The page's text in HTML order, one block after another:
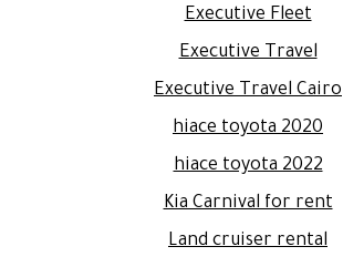
Executive Fleet
Executive Travel
Executive Travel Cairo
hiace toyota 2020
hiace toyota 2022
Kia Carnival for rent
Land cruiser rental